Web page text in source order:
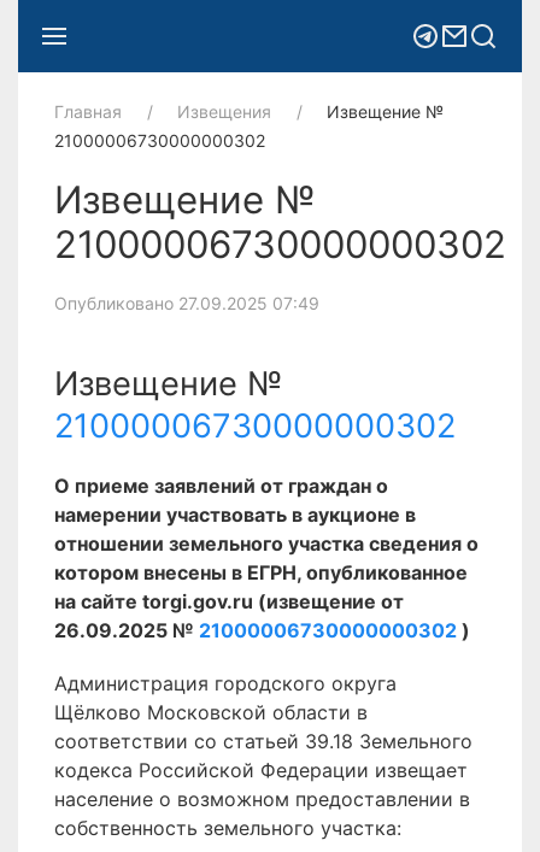
Главная Извещения
Извещение №
21000006730000000302
Извещение №
21000006730000000302
Опубликовано 27.09.2025 07:49
Извещение №
21000006730000000302
О приеме заявлений от граждан о
намерении участвовать в аукционе в
отношении земельного участка сведения о
котором внесены в ЕГРН, опубликованное
на сайте torgi.gov.ru (извещение от
26.09.2025 № 21000006730000000302 )
Администрация городского округа
Щёлково Московской области в
соответствии со статьей 39.18 Земельного
кодекса Российской Федерации извещает
население о возможном предоставлении в
собственность земельного участка: